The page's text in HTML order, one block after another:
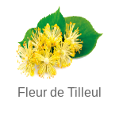
Fleur de Tilleul